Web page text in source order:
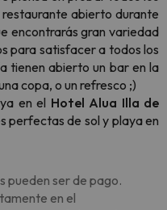
abierto durante
encontrarás gran variedad
para satisfacer a todos los
tienen abierto un bar en la
copa, o un refresco ;)
en el Hotel Alua Illa de
perfectas de sol y playa en
pueden ser de pago.
en el